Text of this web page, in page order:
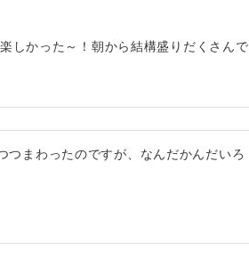
しかった～！朝から結構盛りだくさんで
まわったのですが、なんだかんだいろ